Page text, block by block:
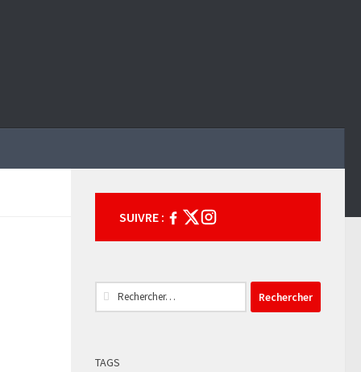
SUIVRE :
Rechercher :
TAGS